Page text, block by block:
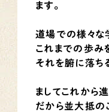
ます。
道場での様々な
これまでの歩み
それを腑に落ち
ましてこれから
だから並大抵の